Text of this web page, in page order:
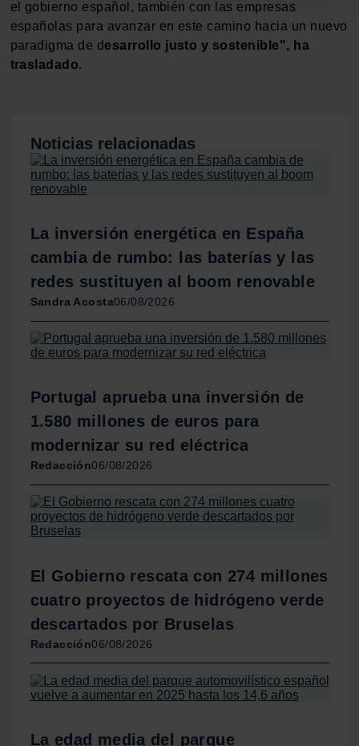
para buscar características específicas (huellas
digitales)
Obtenga más información sobre cómo se procesan sus
datos personales y establezca sus preferencias en la
Las cookies de este sitio web se usan para personalizar
el contenido y los anuncios, ofrecer funciones de redes
nuestros partners de redes sociales, publicidad y análisis
web, quienes pueden combinarla con otra información
que les haya proporcionado o que hayan recopilado a
partir del uso que haya hecho de sus servicios.
el gobierno español, también con las empresas
españolas para avanzar en este camino hacia un nuevo
paradigma de d esarrollo justo y sostenible", ha
trasladado.
Noticias relacionadas
La inversión energética en España
cambia de rumbo: las baterías y las
redes sustituyen al boom renovable
Sandra Acosta06/08/2026
Portugal aprueba una inversión de
1.580 millones de euros para
modernizar su red eléctrica
Redacción06/08/2026
El Gobierno rescata con 274 millones
cuatro proyectos de hidrógeno verde
descartados por Bruselas
Redacción06/08/2026
La edad media del parque